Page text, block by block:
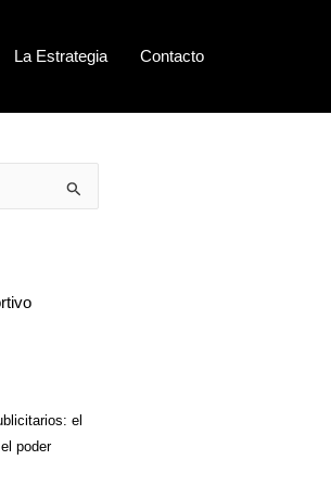
La Estrategia Contacto
el
poder